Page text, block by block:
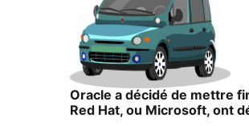
Oracle a décidé de mettre
Red Hat, ou Microsoft, ont